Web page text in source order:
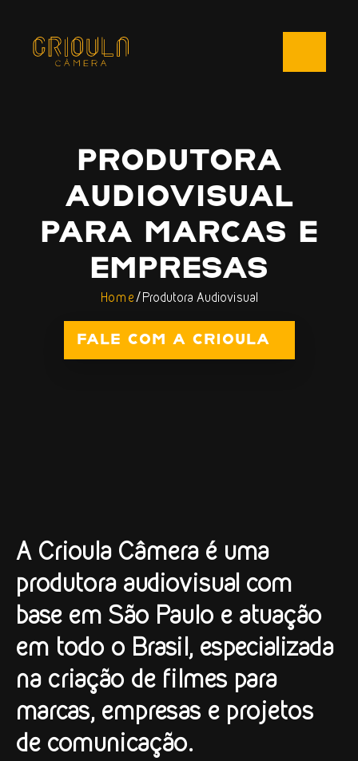
PRODUTORA
AUDIOVISUAL
PARA MARCAS E
EMPRESAS
Home/Produtora Audiovisual
FALE COM A CRIOULA
A Crioula Câmera é uma
produtora audiovisual com
base em São Paulo e atuação
em todo o Brasil, especializada
na criação de filmes para
marcas, empresas e projetos
de comunicação.